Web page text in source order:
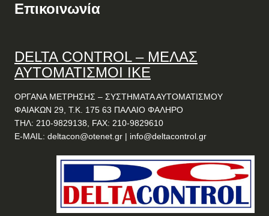
Επικοινωνία
DELTA CONTROL– ΜΕΛΑΣ
ΑΥΤΟΜΑΤΙΣΜΟΙ ΙΚΕ
ΟΡΓΑΝΑ ΜΕΤΡΗΣΗΣ – ΣΥΣΤΗΜΑΤΑ ΑΥΤΟΜΑΤΙΣΜΟΥ
ΦΑΙΑΚΩΝ 29, Τ.Κ. 175 63 ΠΑΛΑΙΟ ΦΑΛΗΡΟ
ΤΗΛ: 210-9829138, FAX: 210-9829610
E-MAIL: deltacon@otenet.gr| info@deltacontrol.gr